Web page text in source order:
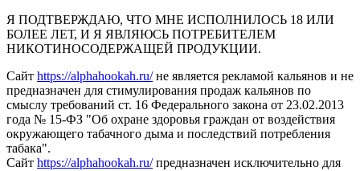
Я ПОДТВЕРЖДАЮ, ЧТО МНЕ ИСПОЛНИЛОСЬ 18 ИЛИ
БОЛЕЕ ЛЕТ, И Я ЯВЛЯЮСЬ ПОТРЕБИТЕЛЕМ
НИКОТИНОСОДЕРЖАЩЕЙ ПРОДУКЦИИ.
Сайт https://alphahookah.ru/не является рекламой кальянов и не
предназначен для стимулирования продаж кальянов по
смыслу требований ст. 16 Федерального закона от 23.02.2013
года № 15-ФЗ "Об охране здоровья граждан от воздействия
окружающего табачного дыма и последствий потребления
табака".
Сайт https://alphahookah.ru/предназначен исключительно для